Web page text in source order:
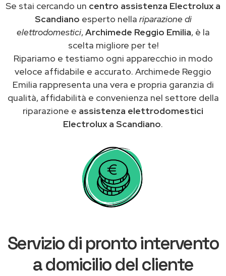
Se stai cercando un centro assistenza Electrolux a
Scandiano esperto nella riparazione di
elettrodomestici,Archimede Reggio Emilia, è la
scelta migliore per te!
Ripariamo e testiamo ogni apparecchio in modo
veloce affidabile e accurato. Archimede Reggio
Emilia rappresenta una vera e propria garanzia di
qualità, affidabilità e convenienza nel settore della
riparazione e assistenza elettrodomestici
Electrolux a Scandiano.
Servizio di pronto intervento
a domicilio del cliente